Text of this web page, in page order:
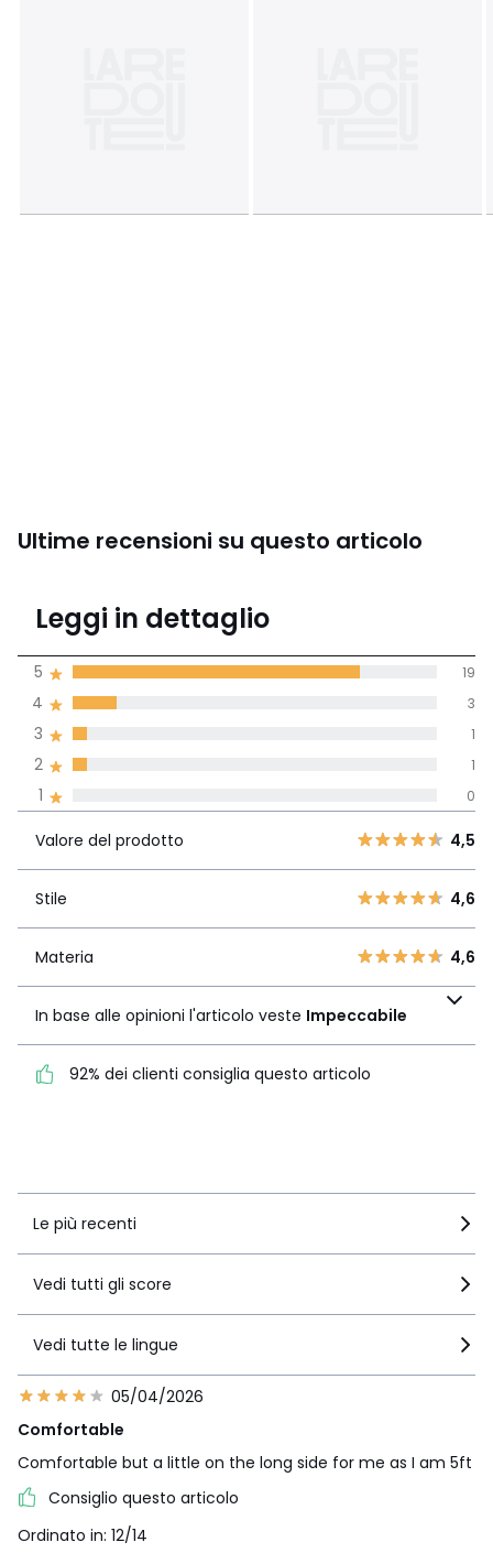
Ultime recensioni su questo articolo
4,7
di media tenendo
conto di tutti i
1 0
2
3 1
4
5 4,5
Impeccabile
92% dei clienti consiglia
Leggi in dettaglio
1 0
2 1
3 1
4 3
5 19
Valore del prodotto 4,5
Stile 4,6
Materia 4,6
In base alle opinioni l'articolo veste Impeccabile
92% dei clienti consiglia questo articolo
Le più recenti
Vedi tutti gli score
Vedi tutte le lingue
05/04/2026
Comfortable
Comfortable but a little on the long side for me as I am 5ft
Consiglio questo articolo
Ordinato in: 12/14